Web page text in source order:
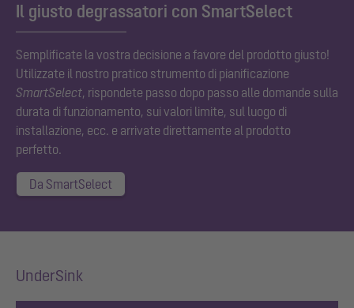
Il giusto degrassatori con SmartSelect
Semplificate la vostra decisione a favore del prodotto giusto!
Utilizzate il nostro pratico strumento di pianificazione
SmartSelect, rispondete passo dopo passo alle domande sulla
durata di funzionamento, sui valori limite, sul luogo di
installazione, ecc. e arrivate direttamente al prodotto
perfetto.
Da SmartSelect
UnderSink